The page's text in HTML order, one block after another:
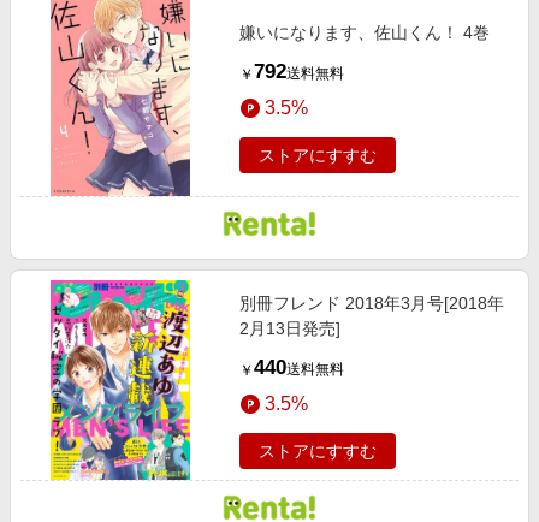
嫌いになります、佐山くん！ 4巻
￥ 792送料無料
3.5%
ストアにすすむ
別冊フレンド 2018年3月号[2018年
2月13日発売]
￥ 440送料無料
3.5%
ストアにすすむ